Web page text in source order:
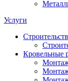
Услуги
Кровельные